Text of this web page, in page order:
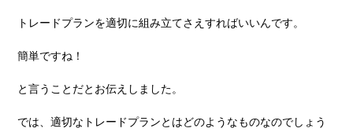
トレードプランを適切に組み⽴てさえすればいいんです。
簡単ですね！
と⾔うことだとお伝えしました。
では、適切なトレードプランとはどのようなものなのでしょう